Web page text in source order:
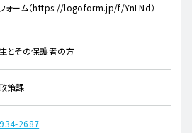
ォーム（https://logoform.jp/f/YnLNd​）
とその保護者の方
策課
2687